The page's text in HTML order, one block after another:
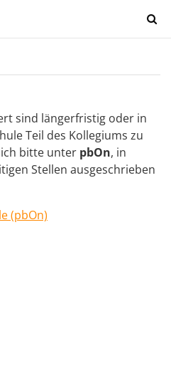
sind längerfristig oder in
Teil des Kollegiums zu
bitte unter pbOn, in
Stellen ausgeschrieben
(pbOn)